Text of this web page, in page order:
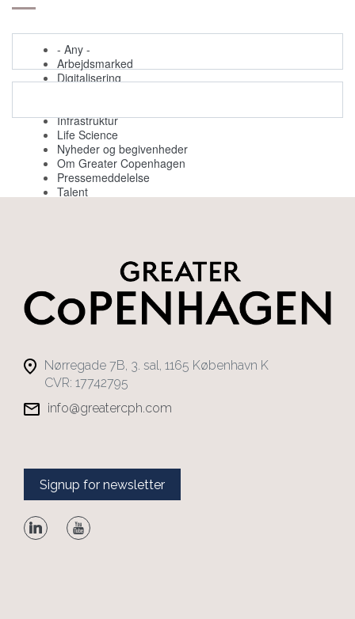
- Any -
Arbejdsmarked
Digitalisering
Infrastruktur
Life Science
Nyheder og begivenheder
Om Greater Copenhagen
Pressemeddelelse
Talent
Nørregade 7B, 3. sal, 1165 København K
CVR: 17742795
info@greatercph.com
Signup for newsletter